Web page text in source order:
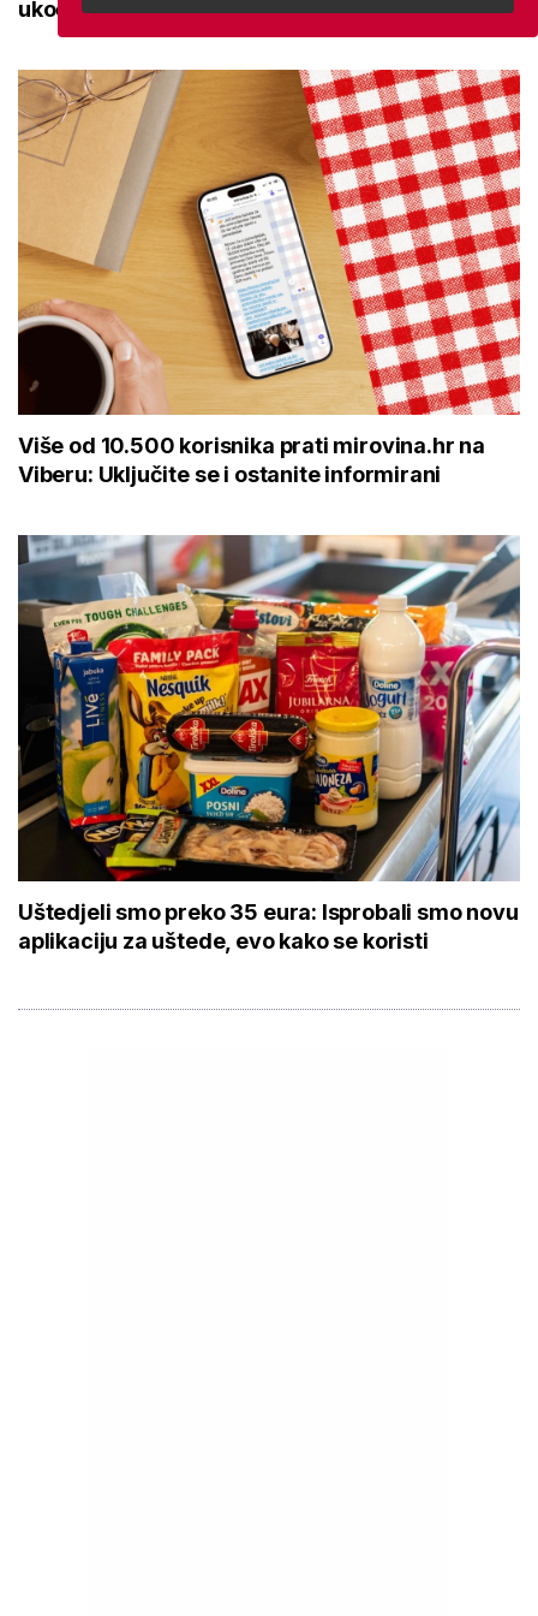
ukočenosti
Više od 10.500 korisnika prati mirovina.hr na
Viberu: Uključite se i ostanite informirani
Uštedjeli smo preko 35 eura: Isprobali smo novu
aplikaciju za uštede, evo kako se koristi